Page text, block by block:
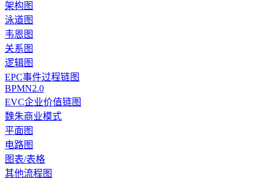
架构图
泳道图
韦恩图
关系图
逻辑图
EPC事件过程链图
BPMN2.0
EVC企业价值链图
魏朱商业模式
平面图
电路图
图表/表格
其他流程图